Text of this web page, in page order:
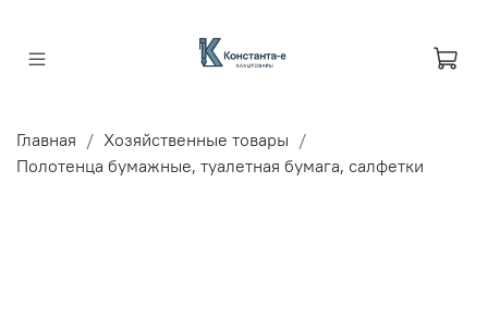
Главная
Хозяйственные товары
Полотенца бумажные, туалетная бумага, салфетки